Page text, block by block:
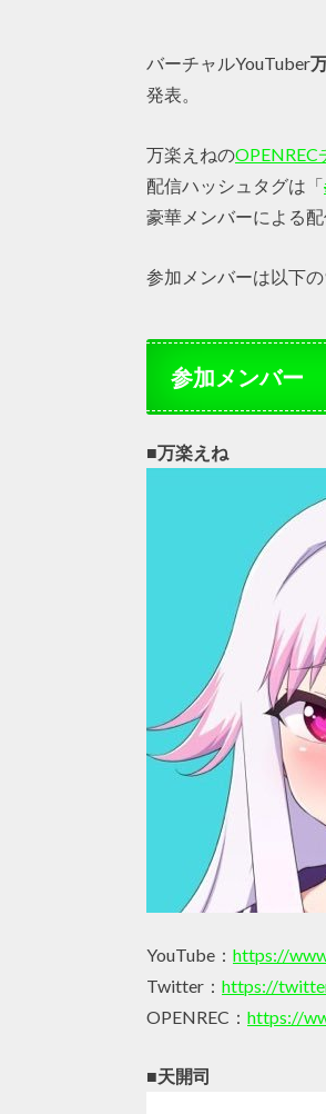
バーチャルYouTuber
発表。
万楽えねのOPENREC
配信ハッシュタグは「
豪華メンバーによる
参加メンバーは以下の
参加メンバー
■万楽えね
YouTube： https://
Twitter： https://
OPENREC： https://
■天開司